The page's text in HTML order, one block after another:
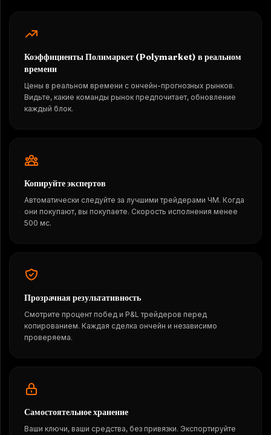
Коэффициенты Полимаркет (Polymarket) в реальном
времени
Цены в реальном времени с ончейн-прогнозных рынков.
Видьте, какие команды рынок предпочитает, обновление
каждый блок.
Копируйте экспертов
Автоматически следуйте за лучшими трейдерами ЧМ. Когда
они покупают, вы покупаете. Скорость исполнения менее
500 мс.
Прозрачная результативность
Смотрите процент побед и P&L трейдеров перед
копированием. Каждая сделка ончейн и независимо
проверяема.
Самостоятельное хранение
Ваши ключи, ваши средства, без привязки. Экспортируйте